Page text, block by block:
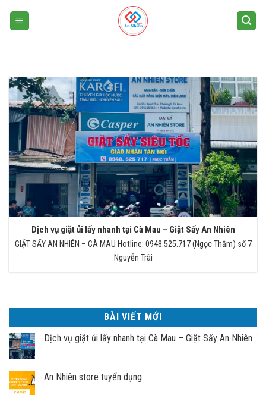
Dịch vụ giặt ủi lấy nhanh tại Cà Mau – Giặt Sấy An Nhiên
GIẶT SẤY AN NHIÊN – CÀ MAU Hotline: 0948.525.717 (Ngọc Thắm) số 7
Nguyễn Trãi
BÀI VIẾT MỚI
Dịch vụ giặt ủi lấy nhanh tại Cà Mau – Giặt Sấy An Nhiên
An Nhiên store tuyển dụng